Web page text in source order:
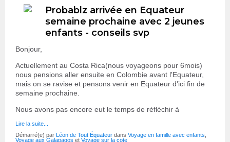
Probablz arrivée en Equateur
semaine prochaine avec 2 jeunes
enfants - conseils svp
Bonjour,
Actuellement au Costa Rica(nous voyageons pour 6mois)
nous pensions aller ensuite en Colombie avant l'Equateur,
mais on se ravise et pensons venir en Equateur d'ici fin de
semaine prochaine.
Nous avons pas encore eut le temps de réfléchir à
Lire la suite...
Démarré(e) par
Léon de Tout Équateur dans Voyage en famille avec enfants
Voyage aux Galapagos et Voyage sur la cote